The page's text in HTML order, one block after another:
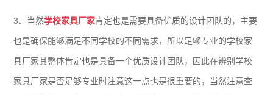
3、当然学校家具厂家肯定也是需要具备优质的设计团队的，主要
也是确保能够满足不同学校的不同需求，所以足够专业的学校家
具厂家其整体肯定也是具备一个优质设计团队，因此在辨别学校
家具厂家是否足够专业时注意这一点也是很重要的，当然注意查